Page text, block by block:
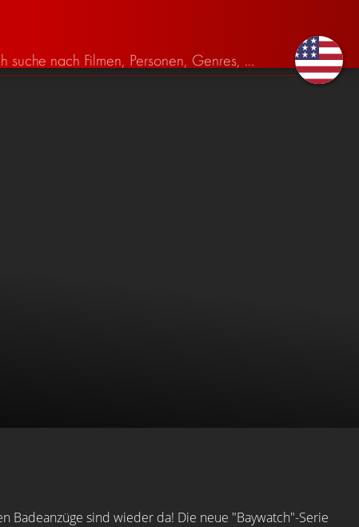
sind wieder da! Die neue "Baywatch"-Serie